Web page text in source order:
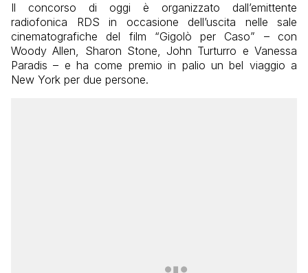
Il concorso di oggi è organizzato dall’emittente
radiofonica RDS in occasione dell’uscita nelle sale
cinematografiche del film “Gigolò per Caso” – con
Woody Allen, Sharon Stone, John Turturro e Vanessa
Paradis – e ha come premio in palio un bel viaggio a
New York per due persone.